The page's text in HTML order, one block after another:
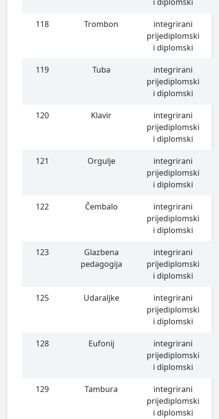
118 Trombon
integrirani
prijediplomski
i diplomski
119 Tuba
integrirani
prijediplomski
i diplomski
120 Klavir
integrirani
prijediplomski
i diplomski
121 Orgulje
integrirani
prijediplomski
i diplomski
122 Čembalo
integrirani
prijediplomski
i diplomski
123
Glazbena
pedagogija
integrirani
prijediplomski
i diplomski
125 Udaraljke
integrirani
prijediplomski
i diplomski
128 Eufonij
integrirani
prijediplomski
i diplomski
129 Tambura
integrirani
prijediplomski
i diplomski